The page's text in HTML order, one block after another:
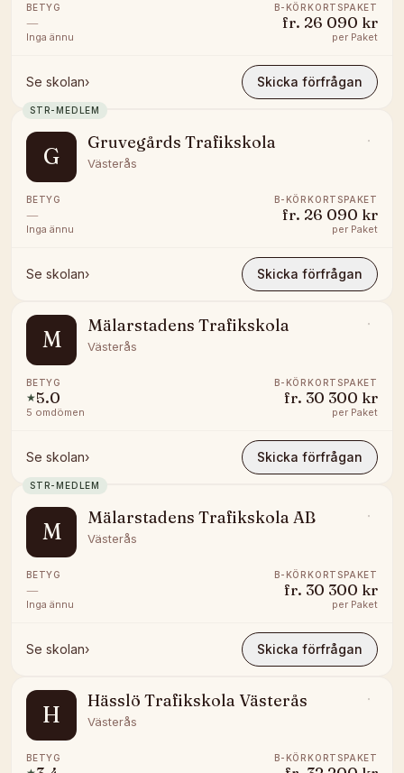
BETYG
—
Inga ännu
B-KÖRKORTSPAKET
fr. 26 090 kr
per Paket
Se skolan› Skicka förfrågan
STR-MEDLEM
G
Gruvegårds Trafikskola
Västerås
BETYG
—
Inga ännu
B-KÖRKORTSPAKET
fr. 26 090 kr
per Paket
Se skolan› Skicka förfrågan
M
Mälarstadens Trafikskola
Västerås
BETYG
★5.0
5 omdömen
B-KÖRKORTSPAKET
fr. 30 300 kr
per Paket
Se skolan› Skicka förfrågan
STR-MEDLEM
M
Mälarstadens Trafikskola AB
Västerås
BETYG
—
Inga ännu
B-KÖRKORTSPAKET
fr. 30 300 kr
per Paket
Se skolan› Skicka förfrågan
H
Hässlö Trafikskola Västerås
Västerås
BETYG B-KÖRKORTSPAKET